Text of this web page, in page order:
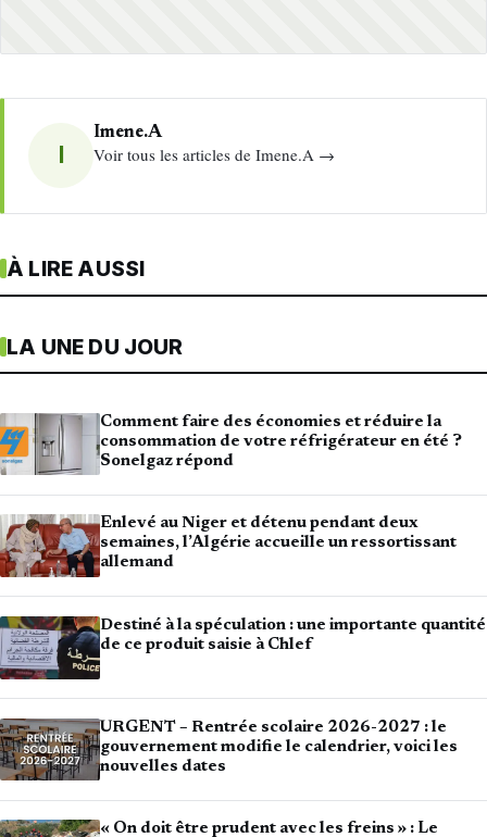
Imene.A
Voir tous les articles de Imene.A →
À LIRE AUSSI
LA UNE DU JOUR
Comment faire des économies et réduire la
consommation de votre réfrigérateur en été ?
Sonelgaz répond
Enlevé au Niger et détenu pendant deux
semaines, l’Algérie accueille un ressortissant
allemand
Destiné à la spéculation : une importante quantité
de ce produit saisie à Chlef
URGENT – Rentrée scolaire 2026-2027 : le
gouvernement modifie le calendrier, voici les
nouvelles dates
« On doit être prudent avec les freins » : Le